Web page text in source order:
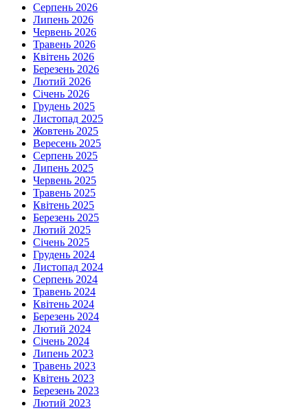
Серпень 2026
Липень 2026
Червень 2026
Травень 2026
Квітень 2026
Березень 2026
Лютий 2026
Січень 2026
Грудень 2025
Листопад 2025
Жовтень 2025
Вересень 2025
Серпень 2025
Липень 2025
Червень 2025
Травень 2025
Квітень 2025
Березень 2025
Лютий 2025
Січень 2025
Грудень 2024
Листопад 2024
Серпень 2024
Травень 2024
Квітень 2024
Березень 2024
Лютий 2024
Січень 2024
Липень 2023
Травень 2023
Квітень 2023
Березень 2023
Лютий 2023